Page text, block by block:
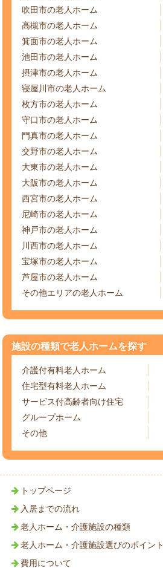
吹田市の老人ホーム
高槻市の老人ホーム
箕面市の老人ホーム
池田市の老人ホーム
摂津市の老人ホーム
寝屋川市の老人ホーム
枚方市の老人ホーム
守口市の老人ホーム
門真市の老人ホーム
交野市の老人ホーム
大東市の老人ホーム
大阪市の老人ホーム
西宮市の老人ホーム
尼崎市の老人ホーム
神戸市の老人ホーム
川西市の老人ホーム
宝塚市の老人ホーム
芦屋市の老人ホーム
その他エリアの老人ホーム
施設の種類で老人ホームを探す
介護付有料老人ホーム
住宅型有料老人ホーム
サービス付高齢者向け住宅
グループホーム
その他
トップページ
入居までの流れ
老人ホーム・介護施設の種類
老人ホーム・介護施設選びのポイント
費用について